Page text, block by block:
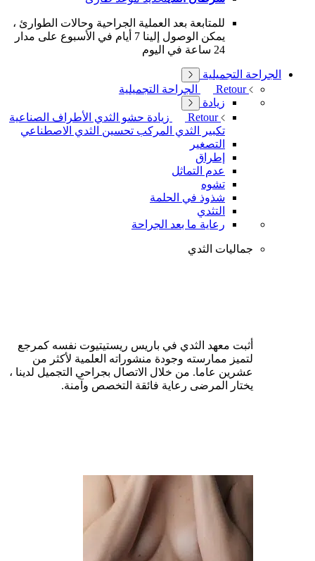
للمتابعة بعد العملية الجراحية وحالات الطوارئ ،
يمكن الوصول إلينا 7 أيام في الأسبوع على مدار
24 ساعة في اليوم
الجراحة التجميلية
Retour
الجراحة التجميلية
زيادة
Retour
زيادة حشو الثدي الأطراف الصناعية
تكبير الثدي المركب تحسين الثدي الاصطناعي
التصغير
إطراق
عدم التماثل
تشوه
شذوذ في الحلمة
التثدي
رعاية ما بعد الجراحة
جماليات الثدي
أثبت معهد الثدي في باريس ريستيتيوت نفسه كمرجع
لتميز ممارسته وجودة منشوراته العلمية لأكثر من
عشرين عاما. من خلال الاتصال بجراحي التجميل لدينا ،
يختار المرضى رعاية فائقة التخصص وآمنة.